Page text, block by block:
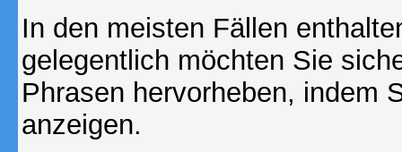
In den meisten Fällen
gelegentlich möchten Sie
Phrasen hervorheben, indem
anzeigen.